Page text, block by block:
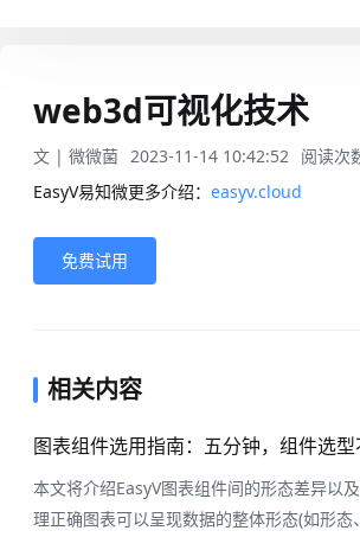
web3d可视化技术
文 | 微微菌 2023-11-14 10:42:52 阅读次
EasyV易知微更多介绍： easyv.cloud
免费试用
相关内容
图表组件选用指南：五分钟，组件选
本文将介绍EasyV图表组件间的形态差异以
理正确图表可以呈现数据的整体形态(如形